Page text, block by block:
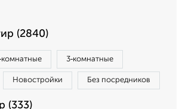
(2840)
3‑комнатные
Новостройки Без посредников
(333)